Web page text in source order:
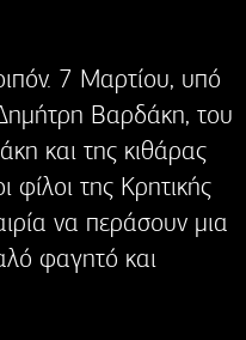
7 Μαρτίου, υπό
Βαρδάκη, του
και της κιθάρας
της Κρητικής
να περάσουν μια
φαγητό και